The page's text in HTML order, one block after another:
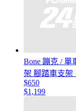
Bone 蹦克 / 單
架 腳踏車支架
$650
$1,199